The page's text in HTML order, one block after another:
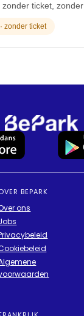
ticket,
zonder ticket
BEPARK
ons